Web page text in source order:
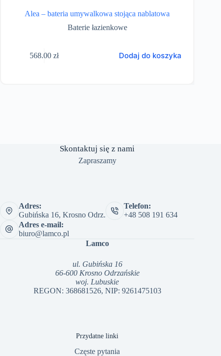
Alea – bateria umywalkowa stojąca nablatowa
Baterie łazienkowe
568.00zł Dodaj do koszyka
Skontaktuj się z nami
Zapraszamy
Adres:
Gubińska 16, Krosno Odrz.
Telefon:
+48 508 191 634
Adres e-mail:
biuro@lamco.pl
Lamco
ul. Gubińska 16
66-600 Krosno Odrzańskie
woj. Lubuskie
REGON: 368681526, NIP: 9261475103
Przydatne linki
Częste pytania